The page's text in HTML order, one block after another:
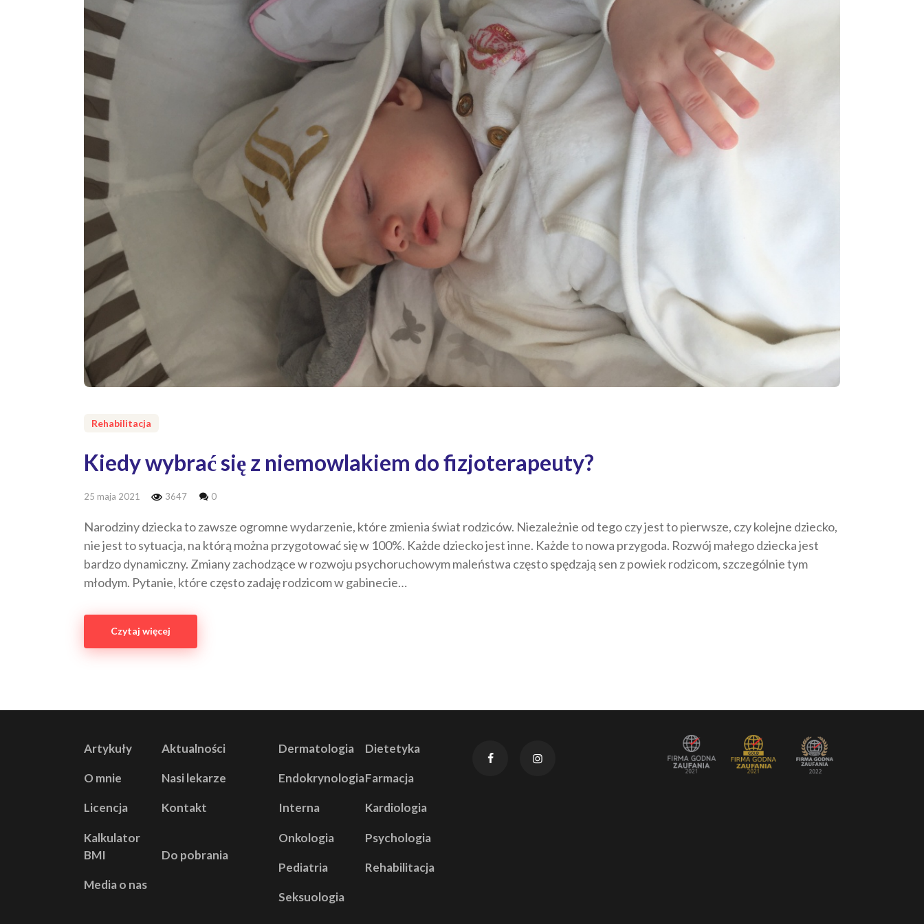
Rehabilitacja
Kiedy wybrać się z niemowlakiem do fizjoterapeuty?
25 maja 2021 3647 0
Narodziny dziecka to zawsze ogromne wydarzenie, które zmienia świat rodziców. Niezależnie od tego czy jest to pierwsze, czy kolejne dziecko,
nie jest to sytuacja, na którą można przygotować się w 100%. Każde dziecko jest inne. Każde to nowa przygoda. Rozwój małego dziecka jest
bardzo dynamiczny. Zmiany zachodzące w rozwoju psychoruchowym maleństwa często spędzają sen z powiek rodzicom, szczególnie tym
młodym. Pytanie, które często zadaję rodzicom w gabinecie…
Czytaj więcej
Artykuły Aktualności
O mnie Nasi lekarze
Licencja Kontakt
Kalkulator
BMI
Do pobrania
Media o nas
Dermatologia Dietetyka
EndokrynologiaFarmacja
Interna Kardiologia
Onkologia Psychologia
Pediatria Rehabilitacja
Seksuologia